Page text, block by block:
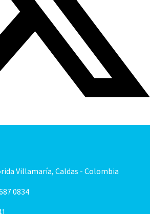
Villamaría, Caldas - Colombia
0834